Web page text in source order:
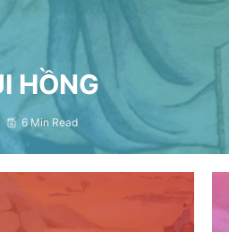
HỒNG
6 Min Read